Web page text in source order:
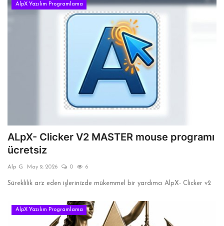
AlpX Yazılım Programlama
ALpX- Clicker V2 MASTER mouse programı
ücretsiz
Alp G May 9, 2026 0 6
Süreklilik arz eden işlerinizde mükemmel bir yardımcı AlpX- Clicker v2
AlpX Yazılım Programlama